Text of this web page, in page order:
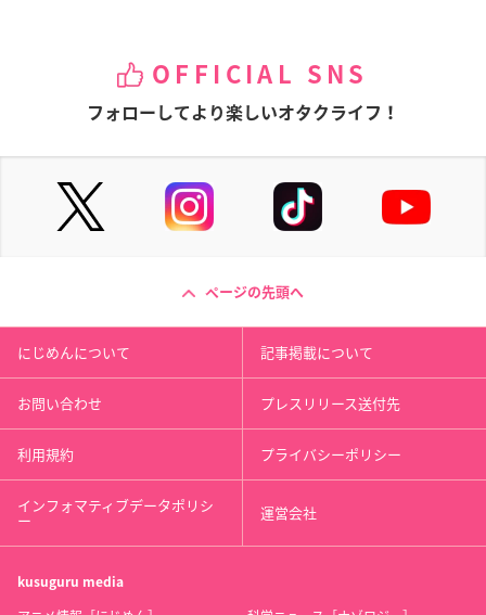
OFFICIAL SNS
フォローしてより楽しいオタクライフ！
ページの先頭へ
にじめんについて 記事掲載について
お問い合わせ プレスリリース送付先
利用規約 プライバシーポリシー
インフォマティブデータポリシ
ー 運営会社
kusuguru media